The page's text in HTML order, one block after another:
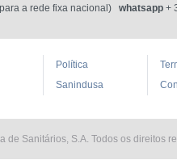
a rede fixa nacional) whatsapp +
Política
Sanindusa
de Sanitários, S.A. Todos os direitos